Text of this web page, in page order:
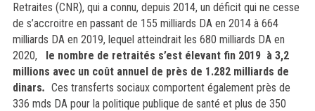
Retraites (CNR), qui a connu, depuis 2014, un déficit qui ne cesse
de s’accroitre en passant de 155 milliards DA en 2014 à 664
milliards DA en 2019, lequel atteindrait les 680 milliards DA en
2020,
le nombre de retraités s’est élevant fin 2019 à 3,2
millions avec un coût annuel de près de 1.282 milliards de
dinars. Ces transferts sociaux comportent également près de
336 mds DA pour la politique publique de santé et plus de 350